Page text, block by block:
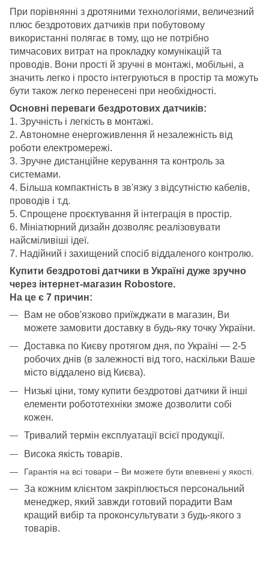
При порівнянні з дротяними технологіями, величезний
плюс бездротових датчиків при побутовому
використанні полягає в тому, що не потрібно
тимчасових витрат на прокладку комунікацій та
проводів. Вони прості й зручні в монтажі, мобільні, а
значить легко і просто інтегруються в простір та можуть
бути також легко перенесені при необхідності.
Основні переваги бездротових датчиків:
1. Зручність і легкість в монтажі.
2. Автономне енергоживлення й незалежність від
роботи електромережі.
3. Зручне дистанційне керування та контроль за
системами.
4. Більша компактність в зв'язку з відсутністю кабелів,
проводів і т.д.
5. Спрощене проєктування й інтеграція в простір.
6. Мініатюрний дизайн дозволяє реалізовувати
найсміливіші ідеї.
7. Надійний і захищений спосіб віддаленого контролю.
Купити бездротові датчики в Україні дуже зручно
через інтернет-магазин Robostore.
На це є 7 причин:
Вам не обов'язково приїжджати в магазин, Ви
можете замовити доставку в будь-яку точку України.
Доставка по Києву протягом дня, по Україні — 2-5
робочих днів (в залежності від того, наскільки Ваше
місто віддалено від Києва).
Низькі ціни, тому купити бездротові датчики й інші
елементи робототехніки зможе дозволити собі
кожен.
Тривалий термін експлуатації всієї продукції.
Висока якість товарів.
Гарантія на всі товари – Ви можете бути впевнені у якості.
За кожним клієнтом закріплюється персональний
менеджер, який завжди готовий порадити Вам
кращий вибір та проконсультувати з будь-якого з
товарів.